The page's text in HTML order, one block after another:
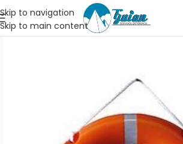
Skip to navigation
Skip to main content